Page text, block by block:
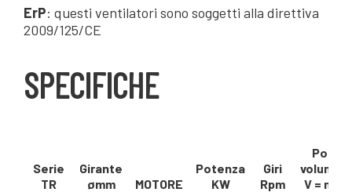
ErP: questi ventilatori sono soggetti alla direttiva
2009/125/CE
SPECIFICHE
Serie
TR
Girante
ømm
MOTORE
Potenza
KW
Giri
Rpm
V = m³/